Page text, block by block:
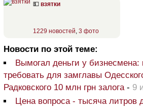
💵 взятки
1229 новостей, 3 фото
Новости по этой теме:
Вымогал деньги у бизнесмена:
требовать для замглавы
Радковского 10 млн грн залога- 9
Цена вопроса - тысяча литров